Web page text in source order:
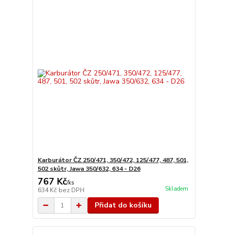
Karburátor ČZ 250/471, 350/472, 125/477, 487, 501,
502 skůtr, Jawa 350/632, 634 - D26
767 Kč/ks
634 Kč bez DPH Skladem
Přidat do košíku